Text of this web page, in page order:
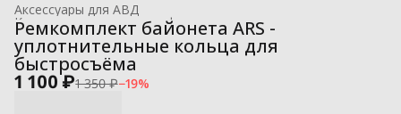
Аксессуары для АВД
Комплектующие для профессиональных моек высокого
Главная ›
Ремкомплект байонета ARS -
уплотнительные кольца для
быстросъёма
1 100 ₽1 350 ₽−19%